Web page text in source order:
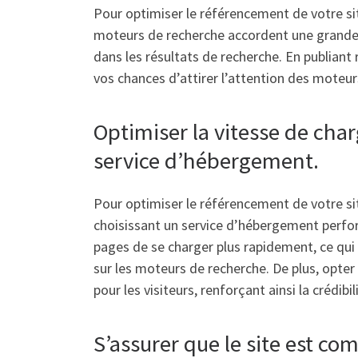
Pour optimiser le référencement de votre
moteurs de recherche accordent une
dans les résultats de recherche. En
vos chances d’attirer l’attention des
Optimiser la vitesse de
service d’hébergement.
Pour optimiser le référencement de votre
choisissant un service d’hébergement
pages de se charger plus rapidement, ce
sur les moteurs de recherche. De plus,
pour les visiteurs, renforçant ainsi la
S’assurer que le site est